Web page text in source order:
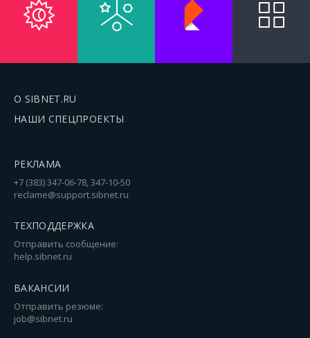
О SIBNET.RU
НАШИ СПЕЦПРОЕКТЫ
РЕКЛАМА
+7 (383) 347-06-78, 347-10-50
reclame@support.sibnet.ru
ТЕХПОДДЕРЖКА
Отправить сообщение:
help.sibnet.ru
ВАКАНСИИ
Отправить резюме:
job@sibnet.ru